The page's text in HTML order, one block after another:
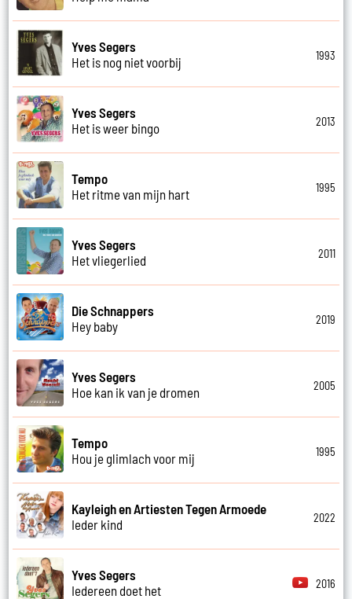
Yves Segers
Het is nog niet voorbij
1993
Yves Segers
Het is weer bingo
2013
Tempo
Het ritme van mijn hart
1995
Yves Segers
Het vliegerlied
2011
Die Schnappers
Hey baby
2019
Yves Segers
Hoe kan ik van je dromen
2005
Tempo
Hou je glimlach voor mij
1995
Kayleigh en Artiesten Tegen Armoede
Ieder kind
2022
Yves Segers
Iedereen doet het
2016